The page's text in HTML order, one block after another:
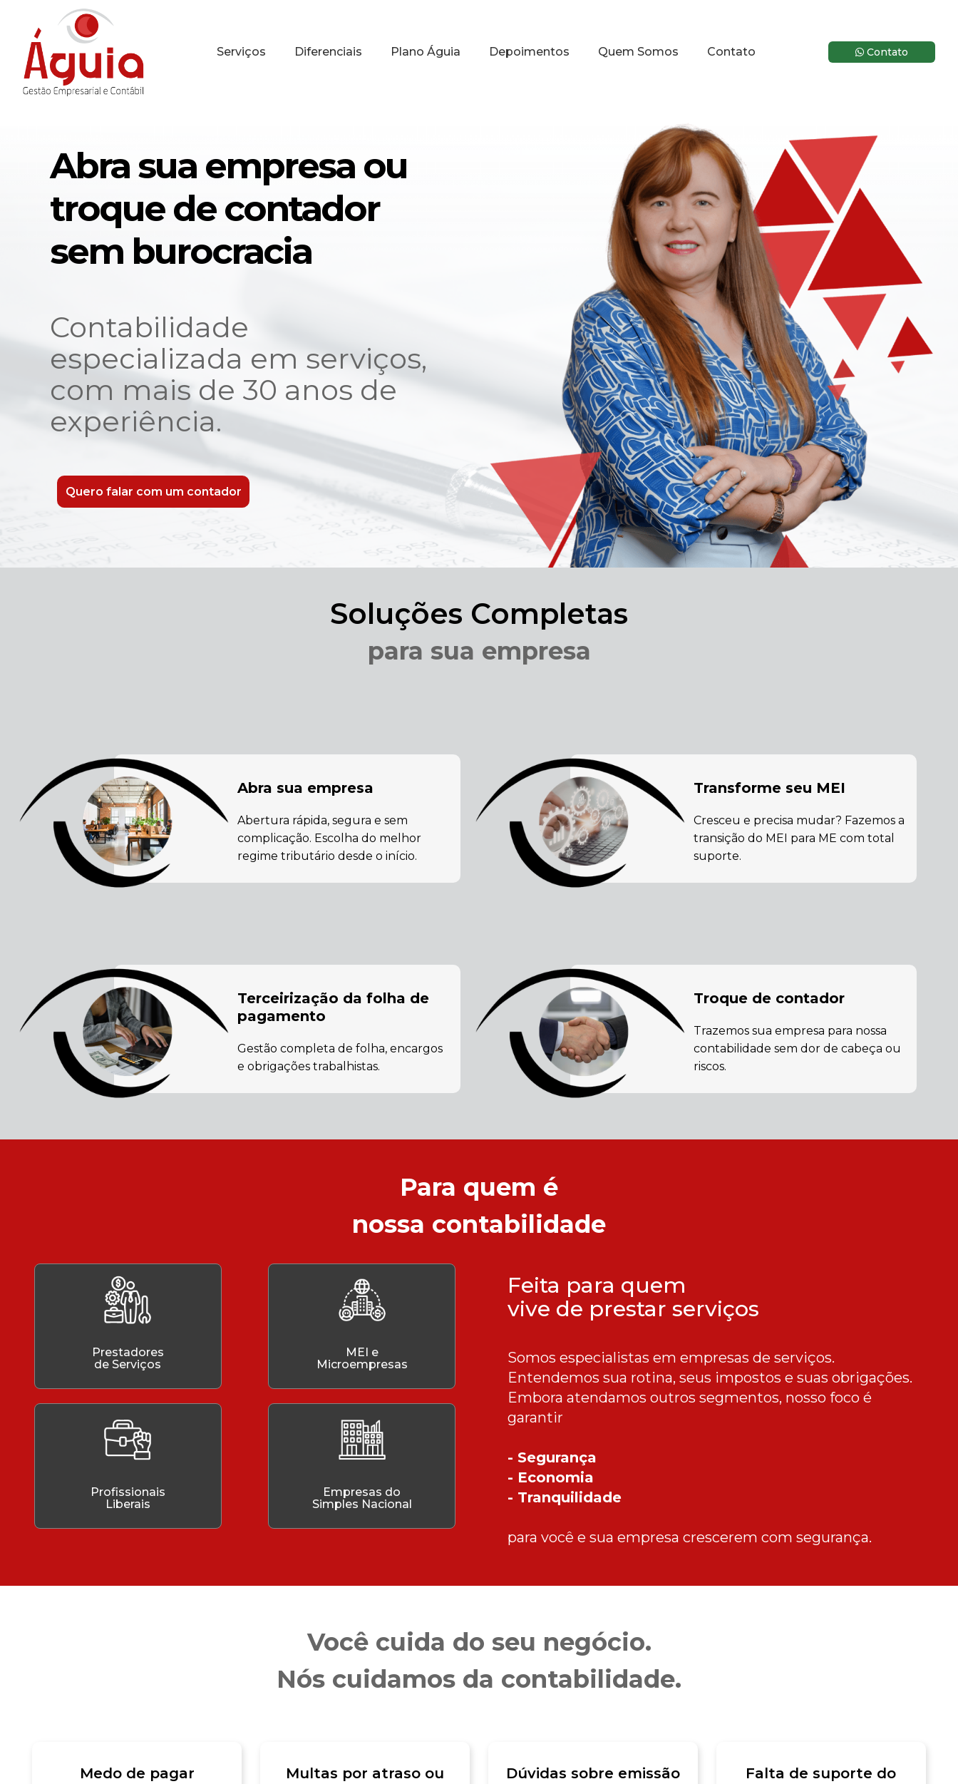
Serviços Diferenciais Plano Águia Depoimentos Quem Somos Contato Contato
Abra sua empresa ou
troque de contador
sem burocracia
Contabilidade
especializada em serviços,
com mais de 30 anos de
experiência.
Quero falar com um contador
Soluções Completas
para sua empresa
Abra sua empresa
Abertura rápida, segura e sem
complicação. Escolha do melhor
regime tributário desde o início.
Transforme seu MEI
Cresceu e precisa mudar? Fazemos a
transição do MEI para ME com total
suporte.
Terceirização da folha de
pagamento
Gestão completa de folha, encargos
e obrigações trabalhistas.
Troque de contador
Trazemos sua empresa para nossa
contabilidade sem dor de cabeça ou
riscos.
Para quem é
nossa contabilidade
Prestadores
de Serviços
MEI e
Microempresas
Profissionais
Liberais
Empresas do
Simples Nacional
Feita para quem
vive de prestar serviços
Somos especialistas em empresas de serviços.
Entendemos sua rotina, seus impostos e suas obrigações.
Embora atendamos outros segmentos, nosso foco é
garantir
- Segurança
- Economia
- Tranquilidade
para você e sua empresa crescerem com segurança.
Você cuida do seu negócio.
Nós cuidamos da contabilidade.
Medo de pagar
Multas por atraso ou
Dúvidas sobre emissão
Falta de suporte do